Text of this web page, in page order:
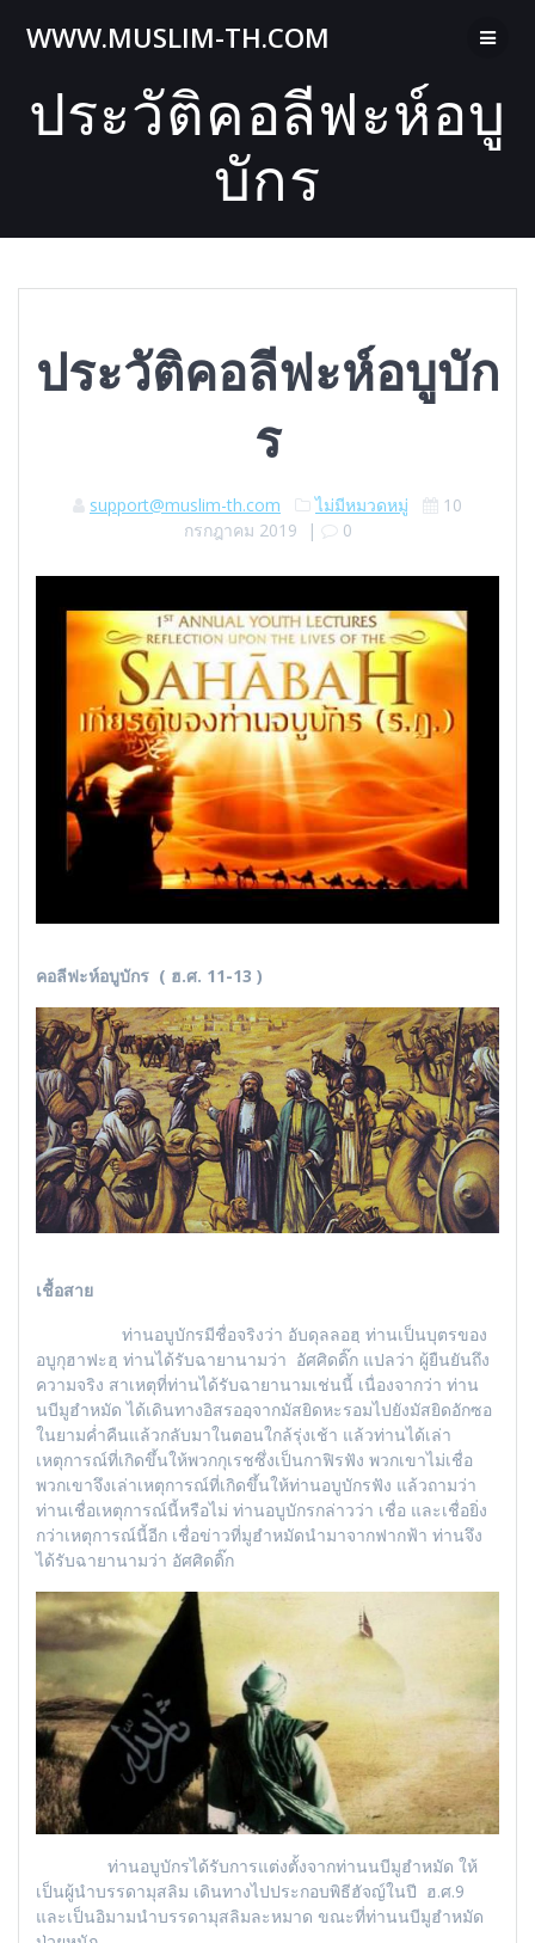
to
WWW.MUSLIM-TH.COM
ประวัติคอลีฟะห์อบู
บักร
ประวัติคอลีฟะห์อบูบัก
ร
support@muslim-th.com ไม่มีหมวดหมู่
10
กรกฎาคม 2019 | 0
คอลีฟะห์อบูบักร ( ฮ.ศ. 11-13 )
เชื้อสาย
ท่านอบูบักรมีชื่อจริงว่า อับดุลลอฮฺ ท่านเป็นบุตรของ
อบูกุฮาฟะฮฺ ท่านได้รับฉายานามว่า อัศศิดดิ๊ก แปลว่า ผู้ยืนยันถึง
ความจริง สาเหตุที่ท่านได้รับฉายานามเช่นนี้ เนื่องจากว่า ท่าน
นบีมูฮำหมัด ได้เดินทางอิสรออฺจากมัสยิดหะรอมไปยังมัสยิดอักซอ
ในยามค่ำคืนแล้วกลับมาในตอนใกล้รุ่งเช้า แล้วท่านได้เล่า
เหตุการณ์ที่เกิดขึ้นให้พวกกุเรชซึ่งเป็นกาฟิรฟัง พวกเขาไม่เชื่อ
พวกเขาจึงเล่าเหตุการณ์ที่เกิดขึ้นให้ท่านอบูบักรฟัง แล้วถามว่า
ท่านเชื่อเหตุการณ์นี้หรือไม่ ท่านอบูบักรกล่าวว่า เชื่อ และเชื่อยิ่ง
กว่าเหตุการณ์นี้อีก เชื่อข่าวที่มูฮำหมัดนำมาจากฟากฟ้า ท่านจึง
ได้รับฉายานามว่า อัศศิดดิ๊ก
ท่านอบูบักรได้รับการแต่งตั้งจากท่านนบีมูฮำหมัด ให้
เป็นผู้นำบรรดามุสลิม เดินทางไปประกอบพิธีฮัจญ์ในปี ฮ.ศ.9
และเป็นอิมามนำบรรดามุสลิมละหมาด ขณะที่ท่านนบีมูฮำหมัด